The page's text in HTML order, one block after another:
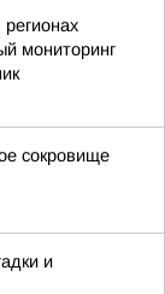
мониторинг
сокровище
и